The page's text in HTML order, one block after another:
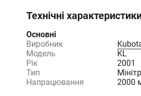
Технічні
Основні
Виробник
Модель
KL
Рік
2001
Тип
Напрацювання
2000